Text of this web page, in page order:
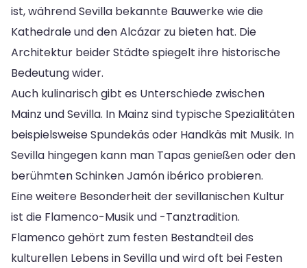
ist, während Sevilla bekannte Bauwerke wie die
Kathedrale und den Alcázar zu bieten hat. Die
Architektur beider Städte spiegelt ihre historische
Bedeutung wider.
Auch kulinarisch gibt es Unterschiede zwischen
Mainz und Sevilla. In Mainz sind typische Spezialitäten
beispielsweise Spundekäs oder Handkäs mit Musik. In
Sevilla hingegen kann man Tapas genießen oder den
berühmten Schinken Jamón ibérico probieren.
Eine weitere Besonderheit der sevillanischen Kultur
ist die Flamenco-Musik und -Tanztradition.
Flamenco gehört zum festen Bestandteil des
kulturellen Lebens in Sevilla und wird oft bei Festen